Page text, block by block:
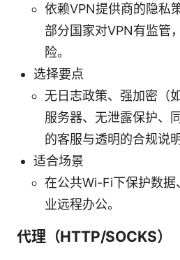
依赖VPN提供商的隐私
部分国家对VPN有监管
险。
选择要点
无日志政策、强加密（
服务器、无泄露保护、
的客服与透明的合规说明
适合场景
在公共Wi-Fi下保护数
业远程办公。
代理（HTTP/SOCKS）